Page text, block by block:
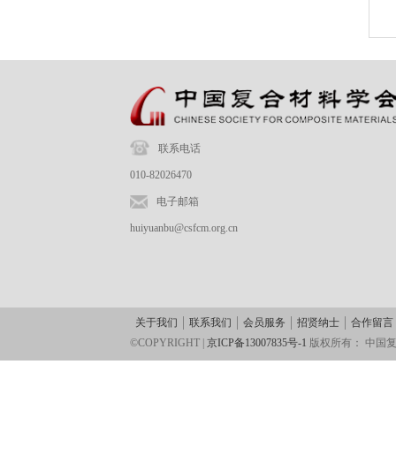
联系电话
010-82026470
电子邮箱
huiyuanbu@csfcm.org.cn
关于我们 联系我们 会员服务 招贤纳士
合作留言
©COPYRIGHT | 京ICP备13007835号-1 版权所有： 中国